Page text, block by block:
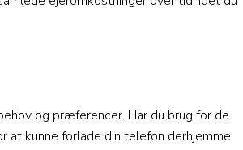
og præferencer. Har du brug for de
at kunne forlade din telefon derhjemme